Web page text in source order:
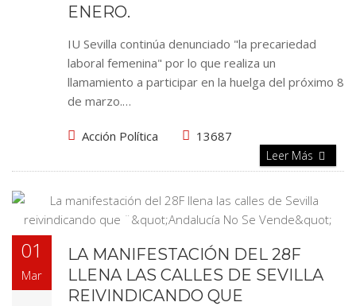
ENERO.
IU Sevilla continúa denunciado "la precariedad
laboral femenina" por lo que realiza un
llamamiento a participar en la huelga del próximo 8
de marzo.…
Acción Política 13687
Leer Más
01
Mar
LA MANIFESTACIÓN DEL 28F
LLENA LAS CALLES DE SEVILLA
REIVINDICANDO QUE